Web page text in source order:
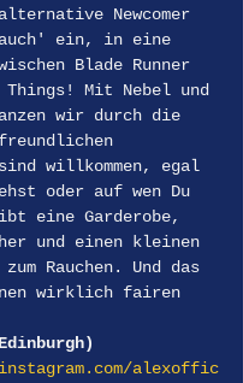
Newcomer
ein, in eine
Blade Runner
Things! Mit Nebel und
wir durch die
willkommen, egal
oder auf wen Du
eine Garderobe,
und einen kleinen
Rauchen. Und das
wirklich fairen
alexoffic